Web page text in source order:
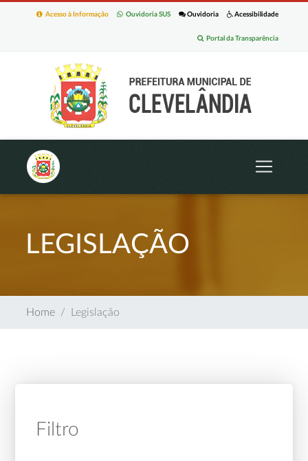
Acessibilidade
Ouvidoria
Ouvidoria SUS
Acesso à Informação
Portal da Transparência
LEGISLAÇÃO
Home Legislação
Filtro